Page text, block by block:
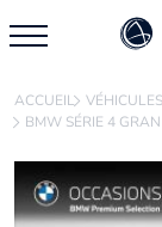
ACCUEIL
BMW SÉRIE 4